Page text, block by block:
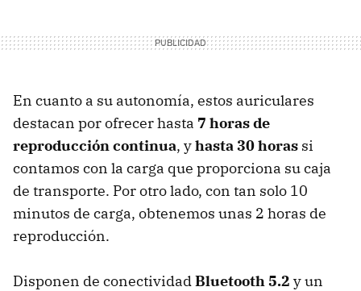
En cuanto a su autonomía, estos auriculares
destacan por ofrecer hasta 7 horas de
reproducción continua, yhasta 30 horas si
contamos con la carga que proporciona su caja
de transporte. Por otro lado, con tan solo 10
minutos de carga, obtenemos unas 2 horas de
reproducción.
Disponen de conectividadBluetooth 5.2 y un